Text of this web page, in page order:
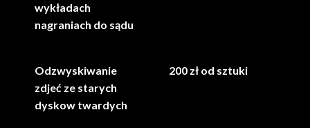
wykładach
nagraniach do sądu
Odzwyskiwanie
zdjeć ze starych
dyskow twardych
200 zł od sztuki